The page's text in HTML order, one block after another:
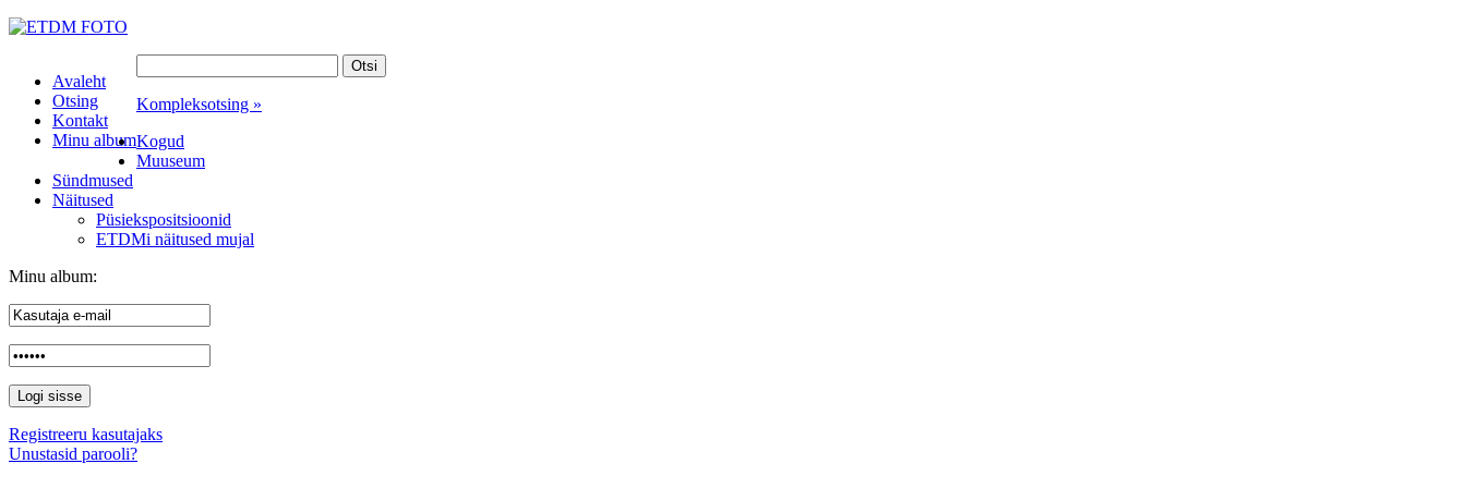
Avaleht
Otsing
Kontakt
Minu album
Kompleksotsing »
Kogud
Muuseum
Sündmused
Näitused
Püsiekspositsioonid
ETDMi näitused mujal
Minu album:
Registreeru kasutajaks
Unustasid parooli?